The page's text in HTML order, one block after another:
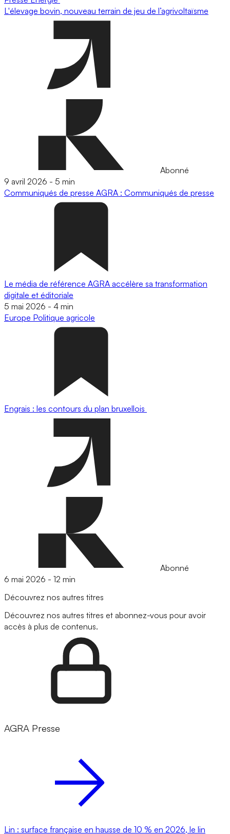
L'élevage bovin, nouveau terrain de jeu de l’agrivoltaïsme
Abonné
9 avril 2026 - 5 min
Communiqués de presse AGRA : Communiqués de presse
Le média de référence AGRA accélère sa transformation
digitale et éditoriale
5 mai 2026 - 4 min
Europe Politique agricole
Engrais : les contours du plan bruxellois
Abonné
6 mai 2026 - 12 min
Découvrez nos autres titres
Découvrez nos autres titres et abonnez-vous pour avoir
accès à plus de contenus.
AGRA Presse
Lin : surface française en hausse de 10 % en 2026, le lin